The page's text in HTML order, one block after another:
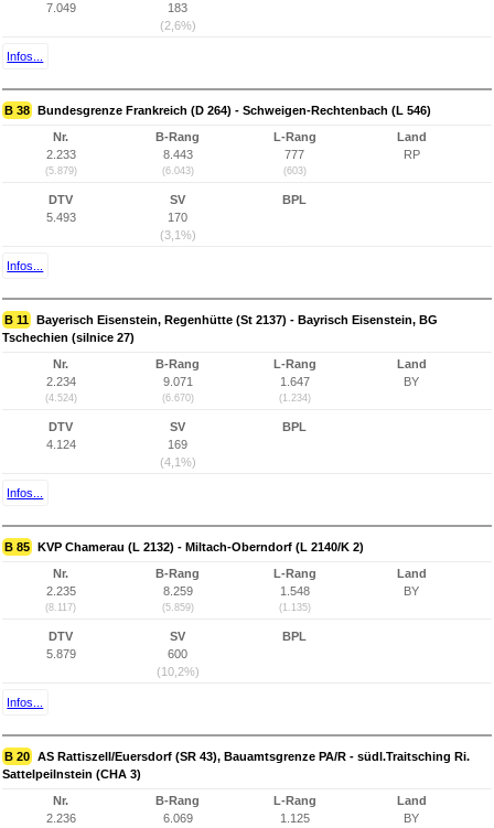
7.049
183
(2,6%)
Infos...
B 38 Bundesgrenze Frankreich (D 264) - Schweigen-Rechtenbach (L 546)
Nr.
2.233
(5.879)
B-Rang
8.443
(6.043)
L-Rang
777
(603)
Land
RP
DTV
5.493
SV
170
(3,1%)
BPL
Infos...
B 11 Bayerisch Eisenstein, Regenhütte (St 2137) - Bayrisch Eisenstein, BG
Tschechien (silnice 27)
Nr.
2.234
(4.524)
B-Rang
9.071
(6.670)
L-Rang
1.647
(1.234)
Land
BY
DTV
4.124
SV
169
(4,1%)
BPL
Infos...
B 85 KVP Chamerau (L 2132) - Miltach-Oberndorf (L 2140/K 2)
Nr.
2.235
(8.117)
B-Rang
8.259
(5.859)
L-Rang
1.548
(1.135)
Land
BY
DTV
5.879
SV
600
(10,2%)
BPL
Infos...
B 20 AS Rattiszell/Euersdorf (SR 43), Bauamtsgrenze PA/R - südl.Traitsching Ri.
Sattelpeilnstein (CHA 3)
Nr.
2.236
B-Rang
6.069
L-Rang
1.125
Land
BY